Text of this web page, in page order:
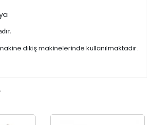
dikiş makinelerinde kullanılmaktadır.